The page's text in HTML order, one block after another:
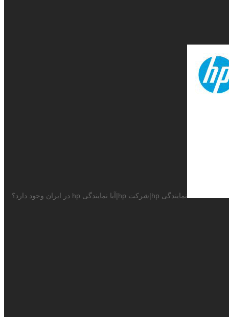
نمایندگی hp|شرکت hp|آیا نمایندگی hp در ایران وجود دارد؟